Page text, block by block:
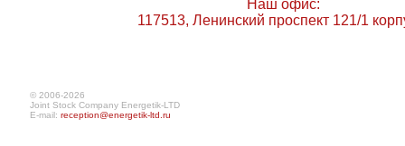
Наш офис:
117513, Ленинский проспект 121/1
© 2006-2026
Joint Stock Company Energetik-LTD
E-mail: reception@energetik-ltd.ru